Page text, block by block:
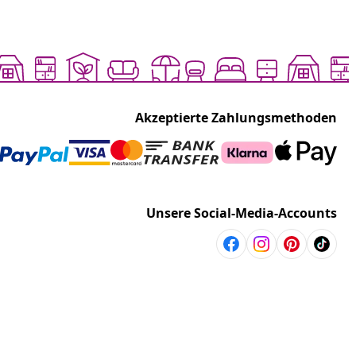
Akzeptierte Zahlungsmethoden
Unsere Social-Media-Accounts